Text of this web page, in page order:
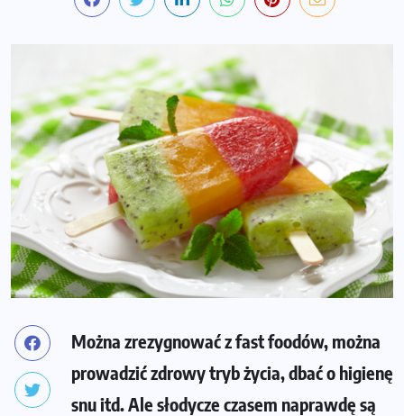
Można zrezygnować z fast foodów, można
prowadzić zdrowy tryb życia, dbać o higienę
snu itd. Ale słodycze czasem naprawdę są